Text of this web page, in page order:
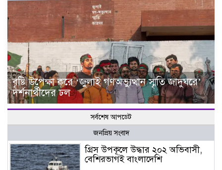
বৃষ্টি উপেক্ষা করে ‘জুলাই গণঅভ্যুত্থান স্মৃতি জাদুঘরে’
দর্শনার্থীদের ঢল
সর্বশেষ আপডেট
জনপ্রিয় সংবাদ
গ্রিস উপকূলে উদ্ধার ২০২ অভিবাসী,
বেশিরভাগই বাংলাদেশি